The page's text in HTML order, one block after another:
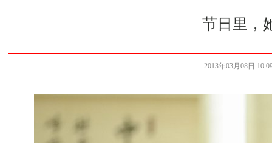
节日里，
2013年03月08日